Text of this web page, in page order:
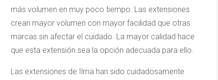
más volumen en muy poco tiempo. Las extensiones
crean mayor volumen con mayor facilidad que otras
marcas sin afectar el cuidado. La mayor calidad hace
que esta extensión sea la opción adecuada para ello.
Las extensiones de Ilma han sido cuidadosamente